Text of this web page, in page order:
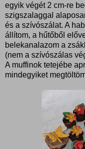
egyik végét 2 cm-re
szigszalaggal
és a szívószálat. A
állítom, a hűtőből
belekanalazom a
(nem a szívószálas
A muffinok tetejébe
mindegyiket